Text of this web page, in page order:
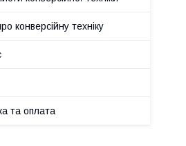
конверсійну техніку
та оплата